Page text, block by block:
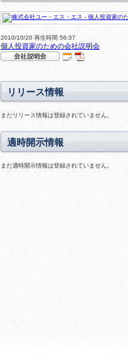
2010/10/20 再生時間 56:37
個人投資家のための会社説明会
動
画
ス
ラ
ド
あ
り
DF
料
り
リリース情報
まだリリース情報は登録されていません。
適時開示情報
まだ適時開示情報は登録されていません。